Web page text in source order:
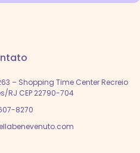
– Shopping Time Center Recreio
RJ CEP 22790-704
8270